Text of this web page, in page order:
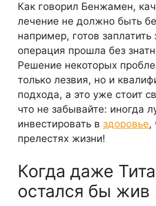
Как говорил Бенжамен,
лечение не должно быть
например, готов заплатить
операция прошла без
Решение некоторых
только лезвия, но и
подхода, а это уже стоит
что не забывайте: иногда
инвестировать в здоровье,
прелестях жизни!
Когда даже
остался бы жив